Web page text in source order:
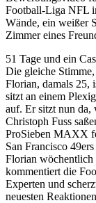
Football-Liga NFL
Wände, ein weißer
Zimmer eines
51 Tage und ein
Die gleiche
Florian, damals 25,
sitzt an einem
auf. Er sitzt nun
Christoph Fuss
ProSieben MAXX
San Francisco
Florian wöchentlich
kommentiert die
Experten und
neuesten